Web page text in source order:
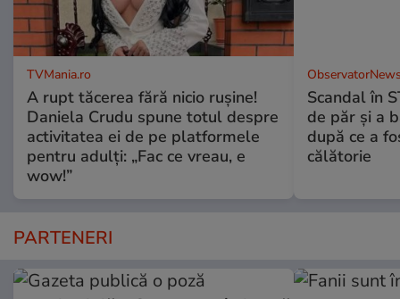
TVMania.ro
A rupt tăcerea fără nicio rușine!
Daniela Crudu spune totul despre
activitatea ei de pe platformele
pentru adulți: „Fac ce vreau, e
wow!”
Scandal în
de păr şi a
după ce a
călătorie
PARTENERI